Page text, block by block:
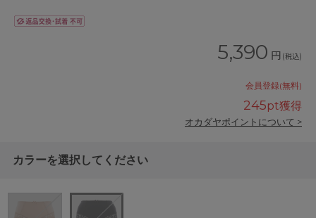
5,390 円 (税込)
会員登録(無料)
245pt獲得
オカダヤポイントについて >
カラーを選択してください